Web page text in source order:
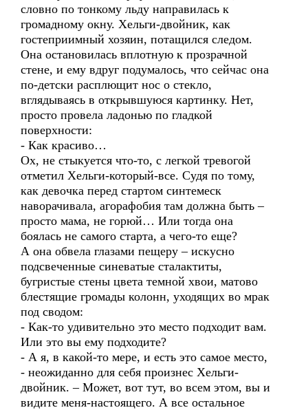
словно по тонкому льду направилась к
громадному окну. Хельги-двойник, как
гостеприимный хозяин, потащился следом.
Она остановилась вплотную к прозрачной
стене, и ему вдруг подумалось, что сейчас она
по-детски расплющит нос о стекло,
вглядываясь в открывшуюся картинку. Нет,
просто провела ладонью по гладкой
поверхности:
- Как красиво…
Ох, не стыкуется что-то, с легкой тревогой
отметил Хельги-который-все. Судя по тому,
как девочка перед стартом синтемеск
наворачивала, агорафобия там должна быть –
просто мама, не горюй… Или тогда она
боялась не самого старта, а чего-то еще?
А она обвела глазами пещеру – искусно
подсвеченные синеватые сталактиты,
бугристые стены цвета темной хвои, матово
блестящие громады колонн, уходящих во мрак
под сводом:
- Как-то удивительно это место подходит вам.
Или это вы ему подходите?
- А я, в какой-то мере, и есть это самое место,
- неожиданно для себя произнес Хельги-
двойник. – Может, вот тут, во всем этом, вы и
видите меня-настоящего. А все остальное